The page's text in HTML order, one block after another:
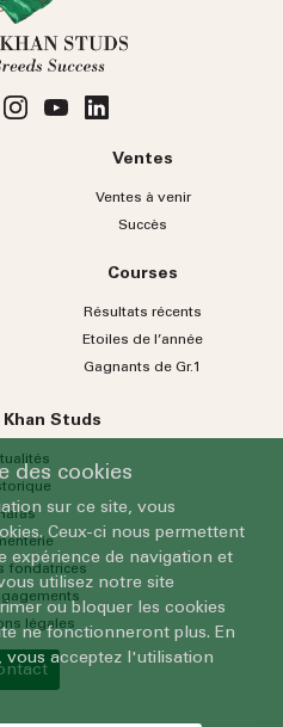
Ventes
Ventes à venir
Succès
Courses
Résultats récents
Etoiles de l’année
Gagnants de Gr.1
Khan Studs
fondatrices
légales
des cookies
sur ce site, vous
Ceux-ci nous permettent
expérience de navigation et
utilisez notre site
ou bloquer les cookies
ne fonctionneront plus. En
acceptez l'utilisation